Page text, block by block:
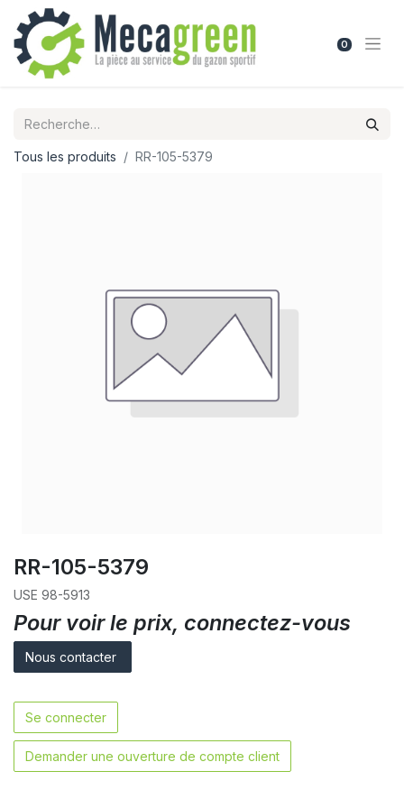
0
Tous les produits RR-105-5379
RR-105-5379
USE 98-5913
Pour voir le prix, connectez-vous
Nous contacter
Se connecter
Demander une ouverture de compte client